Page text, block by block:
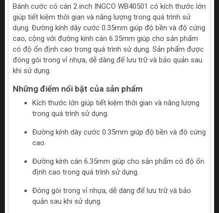
Bánh cước có cán 2 inch INGCO WB40501 có kích thước lớn
giúp tiết kiệm thời gian và năng lượng trong quá trình sử
dụng. Đường kính dây cước 0.35mm giúp độ bền và độ cứng
cao, cộng với đường kính cán 6.35mm giúp cho sản phẩm
có độ ổn định cao trong quá trình sử dụng. Sản phẩm được
đóng gói trong vỉ nhựa, dễ dàng để lưu trữ và bảo quản sau
khi sử dụng.
Những điểm nổi bật của sản phẩm
Kích thước lớn giúp tiết kiệm thời gian và năng lượng
trong quá trình sử dụng.
Đường kính dây cước 0.35mm giúp độ bền và độ cứng
cao.
Đường kính cán 6.35mm giúp cho sản phẩm có độ ổn
định cao trong quá trình sử dụng.
Đóng gói trong vỉ nhựa, dễ dàng để lưu trữ và bảo
quản sau khi sử dụng.